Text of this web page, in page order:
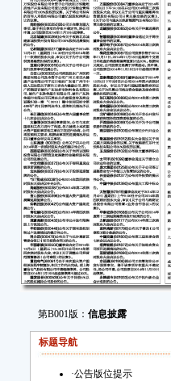
第B001版： 信息披露
标题导航
·公告版位提示